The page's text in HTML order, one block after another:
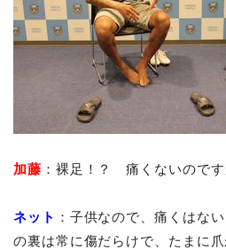
加藤 ：裸足！？ 痛くないので
ネット ：子供なので、痛くはな
の裏は常に傷だらけで、たまに